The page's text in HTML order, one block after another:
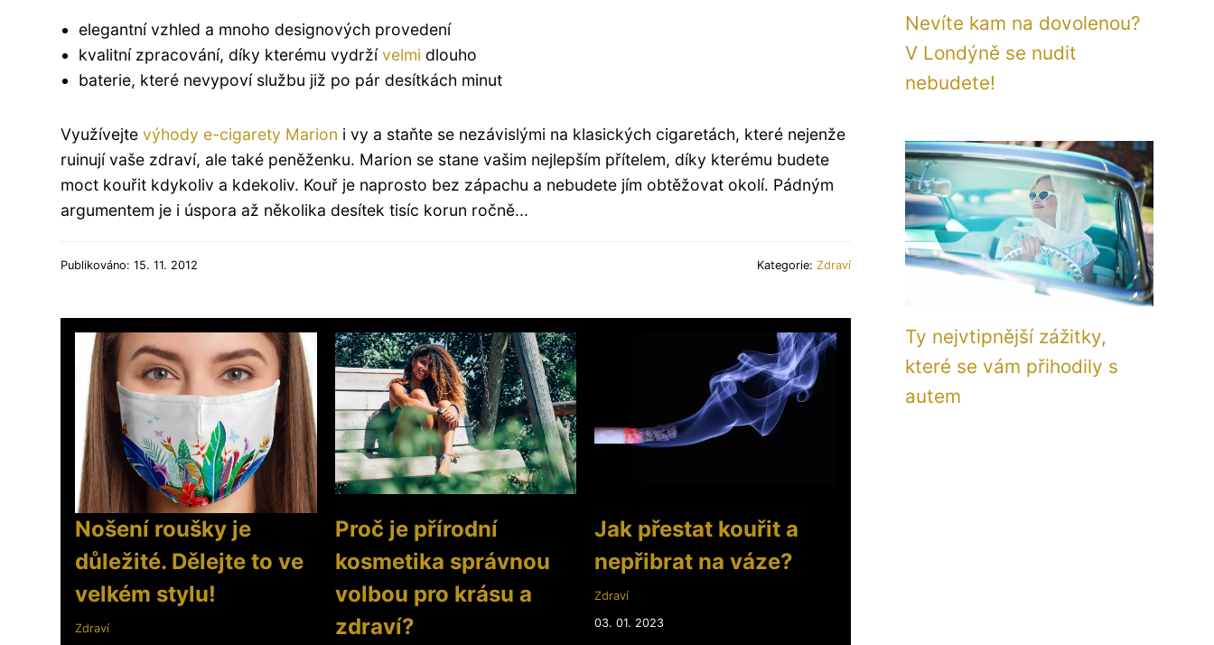
elegantní vzhled a mnoho designových provedení
kvalitní zpracování, díky kterému vydržívelmi dlouho
baterie, které nevypoví službu již po pár desítkách minut
Využívejte výhody e-cigarety Marion i vy a staňte se nezávislými na klasických cigaretách, které nejenže
ruinují vaše zdraví, ale také peněženku. Marion se stane vašim nejlepším přítelem, díky kterému budete
moct kouřit kdykoliv a kdekoliv. Kouř je naprosto bez zápachu a nebudete jím obtěžovat okolí. Pádným
argumentem je i úspora až několika desítek tisíc korun ročně...
Publikováno: 15. 11. 2012 Kategorie: Zdraví
Nošení roušky je
důležité. Dělejte to ve
velkém stylu!
Zdraví
Proč je přírodní
kosmetika správnou
volbou pro krásu a
zdraví?
Jak přestat kouřit a
nepřibrat na váze?
Zdraví
03. 01. 2023
Nevíte kam na dovolenou?
V Londýně se nudit
nebudete!
Ty nejvtipnější zážitky,
které se vám přihodily s
autem